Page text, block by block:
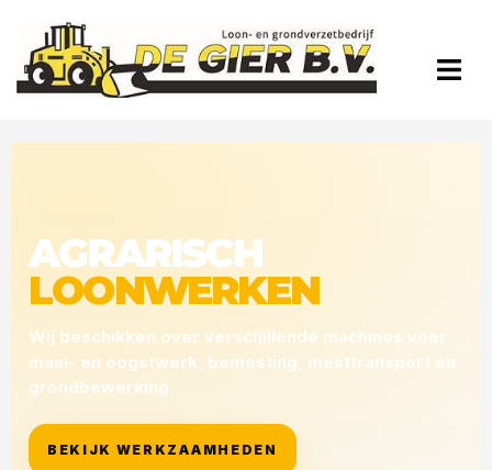
AGRARISCH
LOONWERKEN
Wij beschikken over verschillende machines voor
maai- en oogstwerk, bemesting, mesttransport en
grondbewerking.
BEKIJK WERKZAAMHEDEN